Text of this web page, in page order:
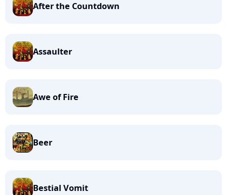
After the Countdown
Assaulter
Awe of Fire
Beer
Bestial Vomit